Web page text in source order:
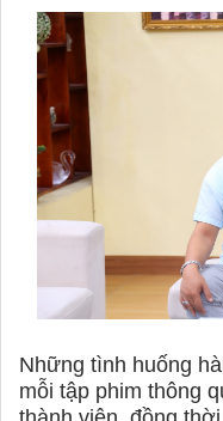
Những tình huống
mỗi tập phim thông